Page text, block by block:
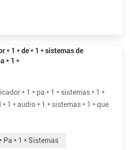
* 1 * de * 1 * sistemas de
* 1 *
* 1 * pa * 1 * sistemas * 1 *
1 * audio * 1 * sistemas * 1 * que
* 1 * para * 1 * instancia, * 1 *
* minorista * 1 * tiendas, * 1 *
Pa * 1 * Sistemas